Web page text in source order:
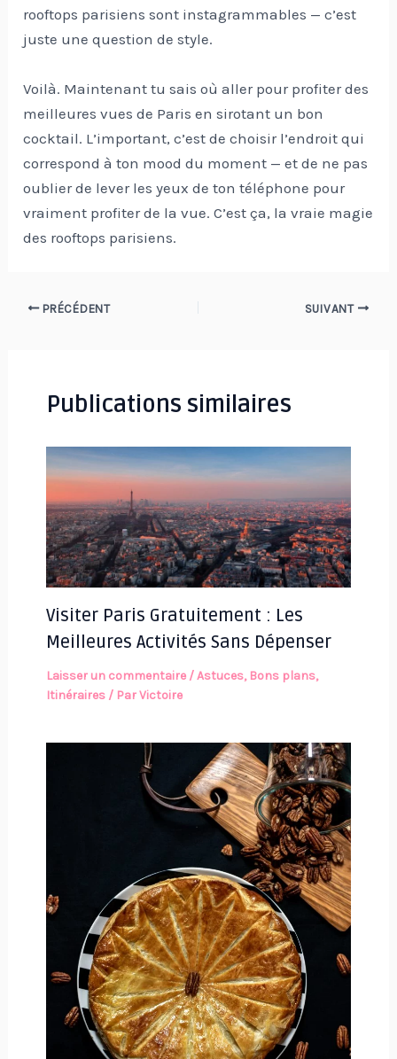
rooftops parisiens sont instagrammables — c’est
juste une question de style.
Voilà. Maintenant tu sais où aller pour profiter des
meilleures vues de Paris en sirotant un bon
cocktail. L’important, c’est de choisir l’endroit qui
correspond à ton mood du moment — et de ne pas
oublier de lever les yeux de ton téléphone pour
vraiment profiter de la vue. C’est ça, la vraie magie
des rooftops parisiens.
Navigation
PRÉCÉDENT SUIVANT
Publications similaires
Visiter Paris Gratuitement : Les
Meilleures Activités Sans Dépenser
Laisser un commentaire /Astuces, Bons plans,
Itinéraires/ ParVictoire